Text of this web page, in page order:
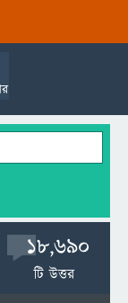
18,690
টি উত্তর